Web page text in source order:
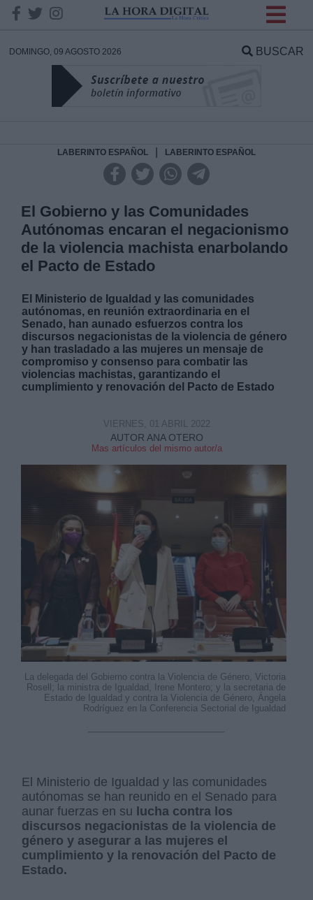
DOMINGO, 09 AGOSTO 2026 BUSCAR
LABERINTO ESPAÑOL LABERINTO ESPAÑOL
El Gobierno y las Comunidades
Autónomas encaran el negacionismo
de la violencia machista enarbolando
el Pacto de Estado
El Ministerio de Igualdad y las comunidades
autónomas, en reunión extraordinaria en el
Senado, han aunado esfuerzos contra los
discursos negacionistas de la violencia de género
y han trasladado a las mujeres un mensaje de
compromiso y consenso para combatir las
violencias machistas, garantizando el
cumplimiento y renovación del Pacto de Estado
AUTOR ANA OTERO
Mas artículos del mismo autor/a
VIERNES, 01 ABRIL 2022
La delegada del Gobierno contra la Violencia de Género, Victoria
Rosell; la ministra de Igualdad, Irene Montero; y la secretaria de
Estado de Igualdad y contra la Violencia de Género, Ángela
Rodríguez en la Conferencia Sectorial de Igualdad
El Ministerio de Igualdad y las comunidades
autónomas se han reunido en el Senado para
aunar fuerzas en su lucha contra los
discursos negacionistas de la violencia de
género y asegurar a las mujeres el
cumplimiento y la renovación del Pacto de
Estado.
DATOS
Responsable:
Legitimación:
link
Información adicional